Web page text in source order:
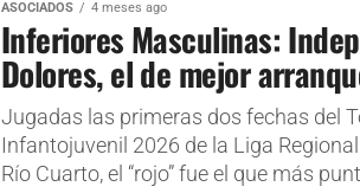
ASOCIADOS 4 meses ago
Inferiores Masculinas:
Dolores, el de mejor
Jugadas las primeras dos fechas del
Infantojuvenil 2026 de la Liga
Río Cuarto, el “rojo” fue el que más